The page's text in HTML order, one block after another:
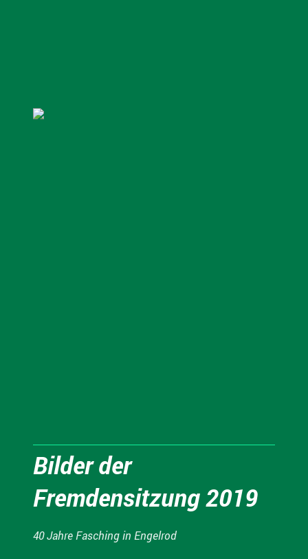
Bilder der
Fremdensitzung 2019
40 Jahre Fasching in Engelrod